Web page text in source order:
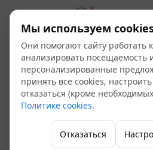
нерж. ПМ
2 полочками
Полотенцесушители водяные
Мы используем
Они помогают сайту работать
анализировать посещаемость
персонализированные
принять все cookies,
отказаться (кроме
Политике cookies.
Отказаться